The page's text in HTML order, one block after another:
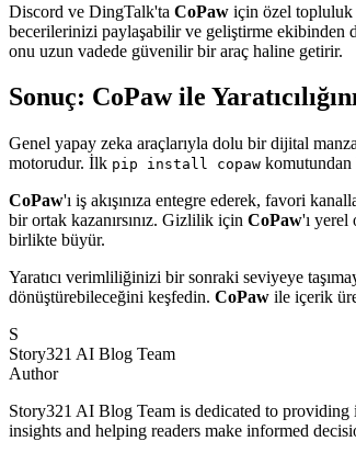
Discord ve DingTalk'ta CoPaw için özel topluluk
becerilerinizi paylaşabilir ve geliştirme ekibinden
onu uzun vadede güvenilir bir araç haline getirir.
Sonuç: CoPaw ile
Genel yapay zeka araçlarıyla dolu bir dijital
motorudur. İlk pip install copaw komutundan
CoPaw'ı iş akışınıza entegre ederek, favori
bir ortak kazanırsınız. Gizlilik için CoPaw'ı yerel
birlikte büyür.
Yaratıcı verimliliğinizi bir sonraki seviyeye
dönüştürebileceğini keşfedin. CoPaw ile içerik
S
Story321 AI Blog Team
Author
Story321 AI Blog Team is dedicated to providing
insights and helping readers make informed